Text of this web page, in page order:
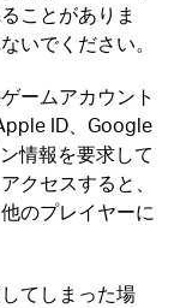
ことがありま
いでください。
ームアカウント
ID、Google
情報を要求して
クセスすると、
のプレイヤーに
てしまった場